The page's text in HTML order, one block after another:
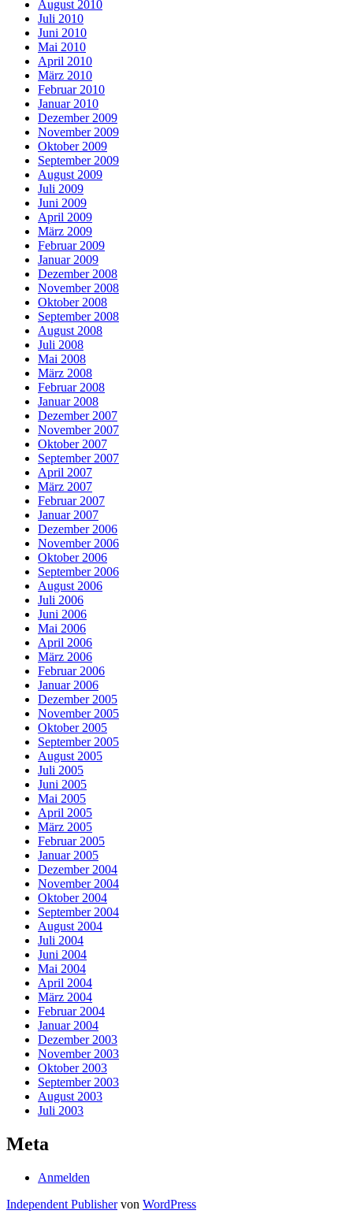
August 2010
Juli 2010
Juni 2010
Mai 2010
April 2010
März 2010
Februar 2010
Januar 2010
Dezember 2009
November 2009
Oktober 2009
September 2009
August 2009
Juli 2009
Juni 2009
April 2009
März 2009
Februar 2009
Januar 2009
Dezember 2008
November 2008
Oktober 2008
September 2008
August 2008
Juli 2008
Mai 2008
März 2008
Februar 2008
Januar 2008
Dezember 2007
November 2007
Oktober 2007
September 2007
April 2007
März 2007
Februar 2007
Januar 2007
Dezember 2006
November 2006
Oktober 2006
September 2006
August 2006
Juli 2006
Juni 2006
Mai 2006
April 2006
März 2006
Februar 2006
Januar 2006
Dezember 2005
November 2005
Oktober 2005
September 2005
August 2005
Juli 2005
Juni 2005
Mai 2005
April 2005
März 2005
Februar 2005
Januar 2005
Dezember 2004
November 2004
Oktober 2004
September 2004
August 2004
Juli 2004
Juni 2004
Mai 2004
April 2004
März 2004
Februar 2004
Januar 2004
Dezember 2003
November 2003
Oktober 2003
September 2003
August 2003
Juli 2003
Meta
Anmelden
Independent Publishervon WordPress